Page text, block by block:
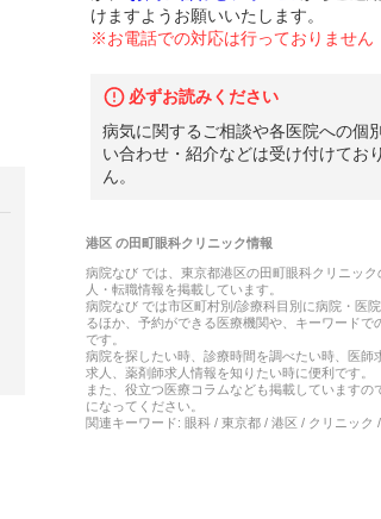
けますようお願いいたします。
※お電話での対応は行っておりません
必ずお読みください
病気に関するご相談や各医院への個
い合わせ・紹介などは受け付けてお
ん。
港区の田町眼科クリニック情報
病院なび では、 東京都港区の田町眼科クリニック
人・転職情報を掲載しています。
病院なび では市区町村別/診療科目別に病院・医
るほか、予約ができる医療機関や、キーワードで
です。
病院を探したい時、診療時間を調べたい時、医師
求人、薬剤師求人情報を知りたい時に便利です。
また、役立つ医療コラムなども掲載していますの
になってください。
関連キーワード: 眼科 / 東京都 / 港区 / クリニック